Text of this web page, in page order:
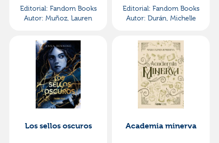
Editorial: Fandom Books
Autor: Muñoz, Lauren
Editorial: Fandom Books
Autor: Durán, Michelle
Los sellos oscuros Academia minerva